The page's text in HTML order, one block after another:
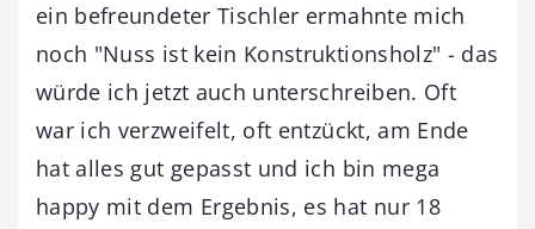
ein befreundeter Tischler ermahnte mich
noch "Nuss ist kein Konstruktionsholz" - das
würde ich jetzt auch unterschreiben. Oft
war ich verzweifelt, oft entzückt, am Ende
hat alles gut gepasst und ich bin mega
happy mit dem Ergebnis, es hat nur 18